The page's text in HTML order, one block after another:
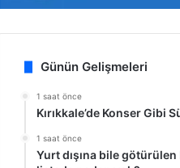
Günün Gelişmeleri
1 saat önce
Kırıkkale’de Konser Gibi
1 saat önce
Yurt dışına bile götürülen